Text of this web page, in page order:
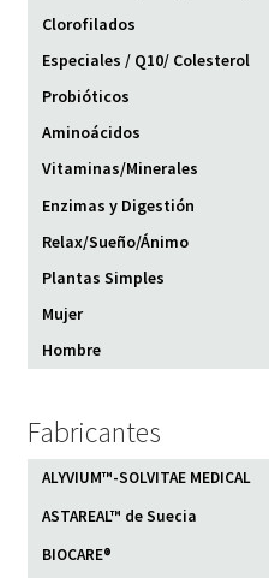
Clorofilados
Especiales / Q10/ Colesterol
Probióticos
Aminoácidos
Vitaminas/Minerales
Enzimas y Digestión
Relax/Sueño/Ánimo
Plantas Simples
Mujer
Hombre
Fabricantes
ALYVIUM™-SOLVITAE MEDICAL
ASTAREAL™ de Suecia
BIOCARE®